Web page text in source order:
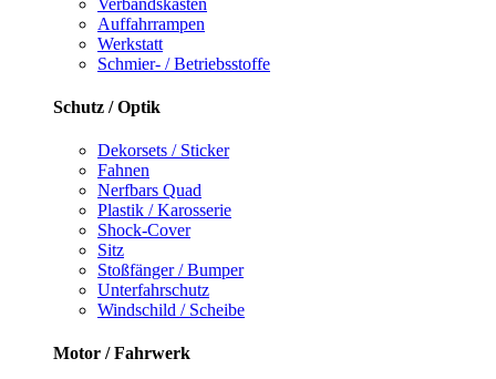
Auffahrrampen
Werkstatt
Schmier- / Betriebsstoffe
Schutz / Optik
Dekorsets / Sticker
Fahnen
Nerfbars Quad
Plastik / Karosserie
Shock-Cover
Sitz
Stoßfänger / Bumper
Unterfahrschutz
Windschild / Scheibe
Motor / Fahrwerk